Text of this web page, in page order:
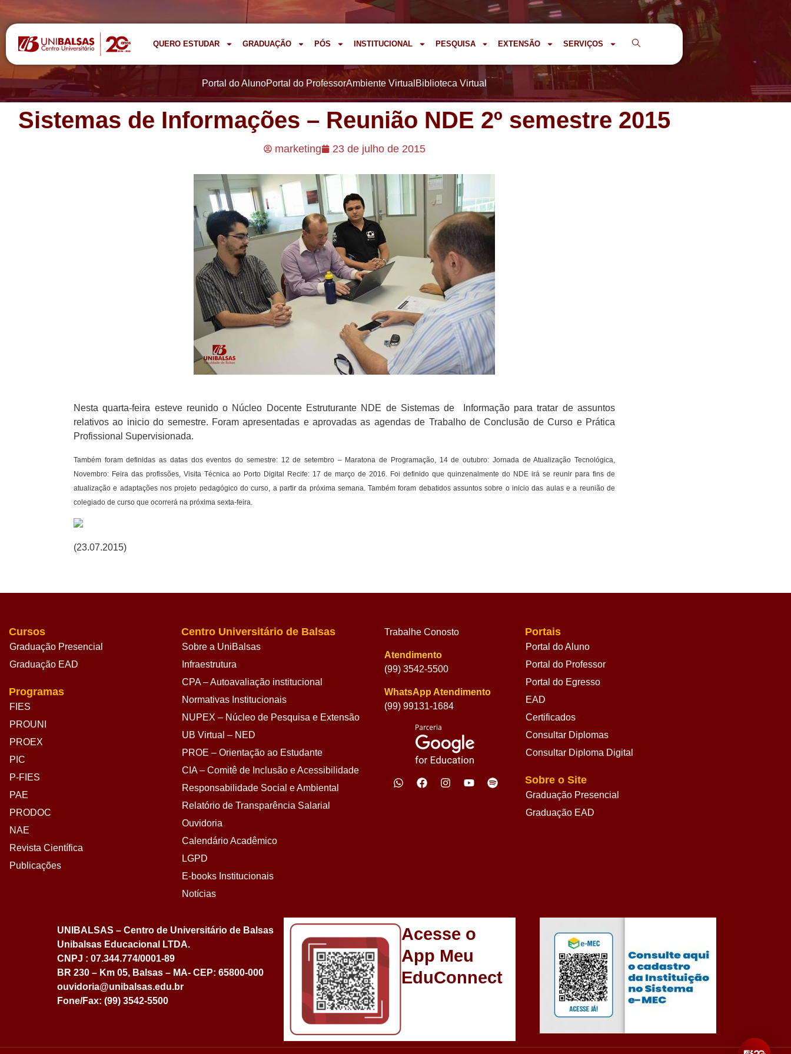
QUERO ESTUDAR GRADUAÇÃO PÓS INSTITUCIONAL PESQUISA EXTENSÃO SERVIÇOS
Portal do AlunoPortal do ProfessorAmbiente Virtual Biblioteca Virtual
Sistemas de Informações – Reunião NDE 2º semestre 2015
marketing 23 de julho de 2015
Nesta quarta-feira esteve reunido o Núcleo Docente Estruturante NDE de Sistemas de Informação para tratar de assuntos
relativos ao inicio do semestre. Foram apresentadas e aprovadas as agendas de Trabalho de Conclusão de Curso e Prática
Profissional Supervisionada.
Também foram definidas as datas dos eventos do semestre: 12 de setembro – Maratona de Programação, 14 de outubro: Jornada de Atualização Tecnológica,
Novembro: Feira das profissões, Visita Técnica ao Porto Digital Recife: 17 de março de 2016. Foi definido que quinzenalmente do NDE irá se reunir para fins de
atualização e adaptações nos projeto pedagógico do curso, a partir da próxima semana. Também foram debatidos assuntos sobre o inicio das aulas e a reunião de
colegiado de curso que ocorrerá na próxima sexta-feira.
(23.07.2015)
Cursos
Graduação Presencial
Graduação EAD
Programas
FIES
PROUNI
PROEX
PIC
P-FIES
PAE
PRODOC
NAE
Revista Científica
Publicações
Centro Universitário de Balsas
Sobre a UniBalsas
Infraestrutura
CPA – Autoavaliação institucional
Normativas Institucionais
NUPEX – Núcleo de Pesquisa e Extensão
UB Virtual – NED
PROE – Orientação ao Estudante
CIA – Comitê de Inclusão e Acessibilidade
Responsabilidade Social e Ambiental
Relatório de Transparência Salarial
Ouvidoria
Calendário Acadêmico
LGPD
E-books Institucionais
Notícias
Trabalhe Conosto
Atendimento
(99) 3542-5500
WhatsApp Atendimento
(99) 99131-1684
Portais
Portal do Aluno
Portal do Professor
Portal do Egresso
EAD
Certificados
Consultar Diplomas
Consultar Diploma Digital
Sobre o Site
Graduação Presencial
Graduação EAD
UNIBALSAS – Centro de Universitário de Balsas
Unibalsas Educacional LTDA.
CNPJ : 07.344.774/0001-89
BR 230 – Km 05, Balsas – MA- CEP: 65800-000
ouvidoria@unibalsas.edu.br
Fone/Fax: (99) 3542-5500
Acesse o
App Meu
EduConnect